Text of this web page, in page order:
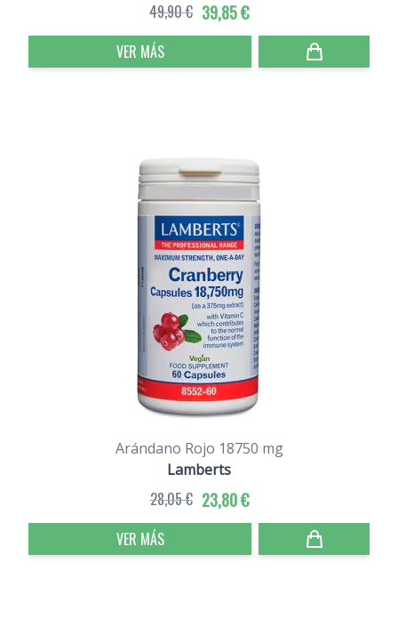
39,85 €
49,90 €
VER MÁS
Arándano Rojo 18750 mg
Lamberts
23,80 €
28,05 €
VER MÁS